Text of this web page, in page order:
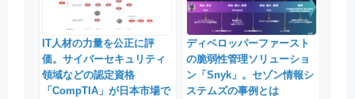
IT人材の力量を公正に評
価。サイバーセキュリティ
領域などの認定資格
「CompTIA」が日本市場で
ディベロッパーファースト
の脆弱性管理ソリューショ
ン「Snyk」。セゾン情報シ
ステムズの事例とは